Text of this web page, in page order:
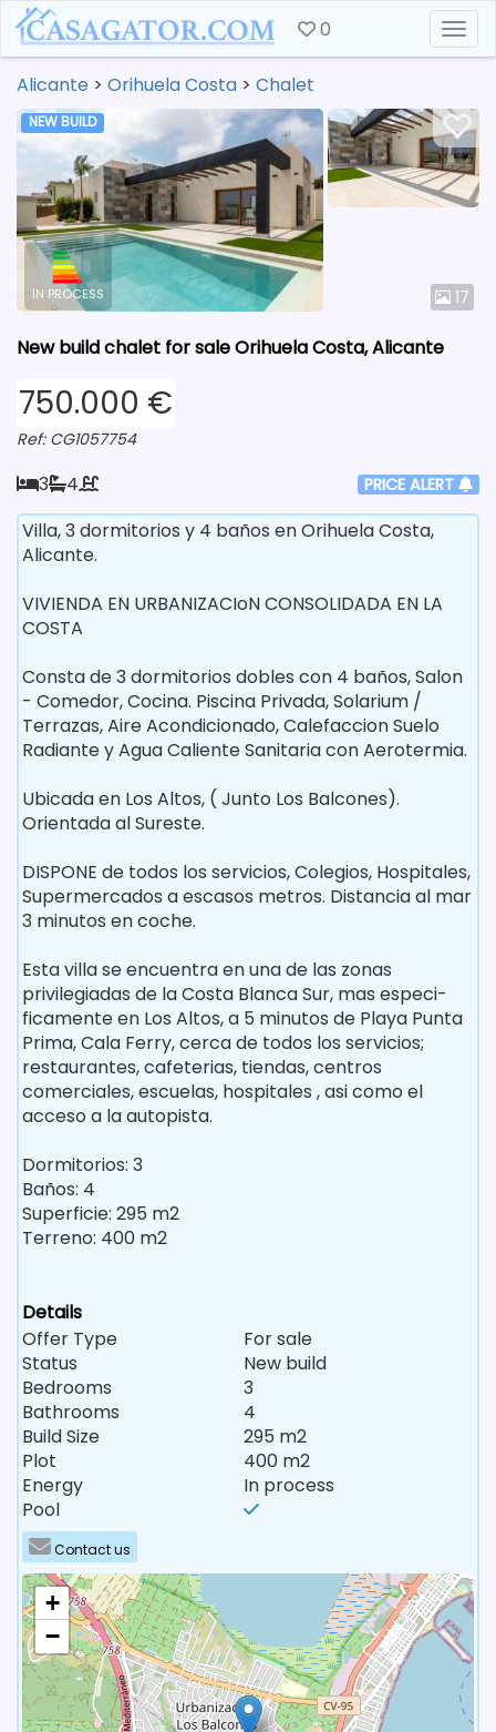
0
Alicante > Orihuela Costa > Chalet
17
NEW BUILD
IN PROCESS
New build chalet for sale Orihuela Costa, Alicante
750.000 €
Ref: CG1057754
3 4 PRICE ALERT
Villa, 3 dormitorios y 4 baños en Orihuela Costa,
Alicante.
VIVIENDA EN URBANIZACIoN CONSOLIDADA EN LA
COSTA
Consta de 3 dormitorios dobles con 4 baños, Salon
- Comedor, Cocina. Piscina Privada, Solarium /
Terrazas, Aire Acondicionado, Calefaccion Suelo
Radiante y Agua Caliente Sanitaria con Aerotermia.
Ubicada en Los Altos, ( Junto Los Balcones).
Orientada al Sureste.
DISPONE de todos los servicios, Colegios, Hospitales,
Supermercados a escasos metros. Distancia al mar
3 minutos en coche.
Esta villa se encuentra en una de las zonas
privilegiadas de la Costa Blanca Sur, mas especi­
ficamente en Los Altos, a 5 minutos de Playa Punta
Prima, Cala Ferry, cerca de todos los servicios;
restaurantes, cafeteri­as, tiendas, centros
comerciales, escuelas, hospitales , asi­ como el
acceso a la autopista.
Dormitorios: 3
Baños: 4
Superficie: 295 m2
Terreno: 400 m2
Details
Offer Type
For sale
Status
New build
Bedrooms
3
Bathrooms
4
Build Size
295 m2
Plot
400 m2
Energy
In process
Pool
Contact us
+
−